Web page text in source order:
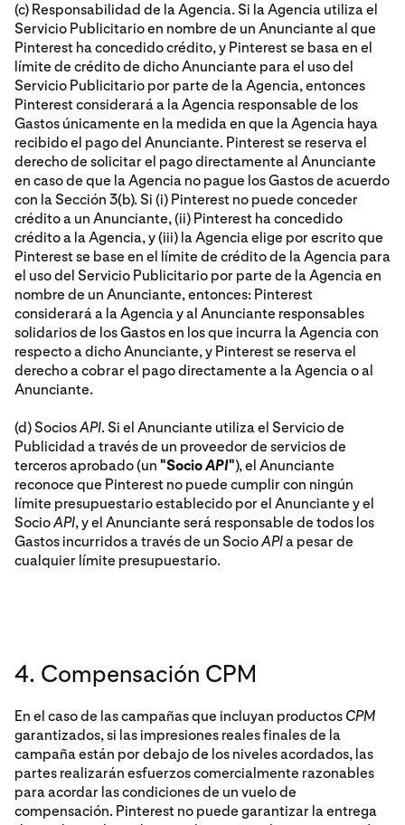
(c) Responsabilidad de la Agencia. Si la Agencia utiliza el
Servicio Publicitario en nombre de un Anunciante al que
Pinterest ha concedido crédito, y Pinterest se basa en el
límite de crédito de dicho Anunciante para el uso del
Servicio Publicitario por parte de la Agencia, entonces
Pinterest considerará a la Agencia responsable de los
Gastos únicamente en la medida en que la Agencia haya
recibido el pago del Anunciante. Pinterest se reserva el
derecho de solicitar el pago directamente al Anunciante
en caso de que la Agencia no pague los Gastos de acuerdo
con la Sección 3(b). Si (i) Pinterest no puede conceder
crédito a un Anunciante, (ii) Pinterest ha concedido
crédito a la Agencia, y (iii) la Agencia elige por escrito que
Pinterest se base en el límite de crédito de la Agencia para
el uso del Servicio Publicitario por parte de la Agencia en
nombre de un Anunciante, entonces: Pinterest
considerará a la Agencia y al Anunciante responsables
solidarios de los Gastos en los que incurra la Agencia con
respecto a dicho Anunciante, y Pinterest se reserva el
derecho a cobrar el pago directamente a la Agencia o al
Anunciante.
(d) SociosAPI. Si el Anunciante utiliza el Servicio de
Publicidad a través de un proveedor de servicios de
terceros aprobado (un "SocioAPI"), el Anunciante
reconoce que Pinterest no puede cumplir con ningún
límite presupuestario establecido por el Anunciante y el
SocioAPI, y el Anunciante será responsable de todos los
Gastos incurridos a través de un SocioAPIa pesar de
cualquier límite presupuestario.
4. Compensación CPM
En el caso de las campañas que incluyan productos CPM
garantizados, si las impresiones reales finales de la
campaña están por debajo de los niveles acordados, las
partes realizarán esfuerzos comercialmente razonables
para acordar las condiciones de un vuelo de
compensación. Pinterest no puede garantizar la entrega